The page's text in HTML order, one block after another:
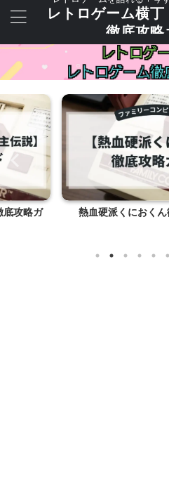
レトロゲーム横
徹底攻略
底攻略ガ 熱血硬派くにおく